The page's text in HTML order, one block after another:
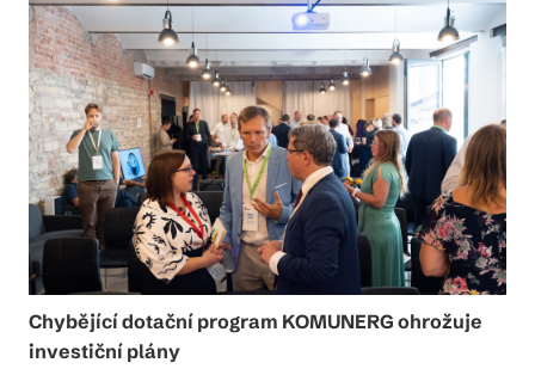
Chybějící dotační program KOMUNERG ohrožuje
investiční plány